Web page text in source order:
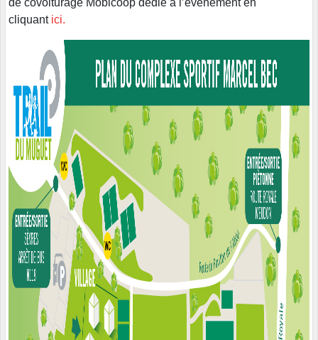
cliquant ici.